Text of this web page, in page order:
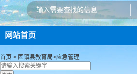
网站首页
首页 > 固镇县教育局>应急管理